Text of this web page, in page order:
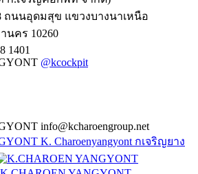
ถนนอุดมสุข แขวงบางนาเหนือ
นคร 10260
1401
@kcockpit
info@kcharoengroup.net
K. Charoenyangyont กเจริญยาง